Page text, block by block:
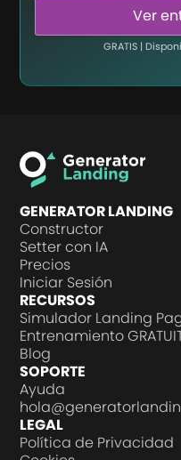
Ver
GRATIS |
GENERATOR LANDING
Constructor
Setter con IA
Precios
Iniciar Sesión
RECURSOS
Simulador Landing
Entrenamiento
Blog
SOPORTE
Ayuda
LEGAL
Política de Privacidad